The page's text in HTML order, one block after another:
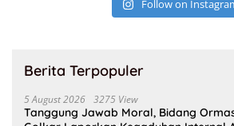
Follow on
Berita Terpopuler
5 August 2026 3275 View
Tanggung Jawab Moral, Bidang